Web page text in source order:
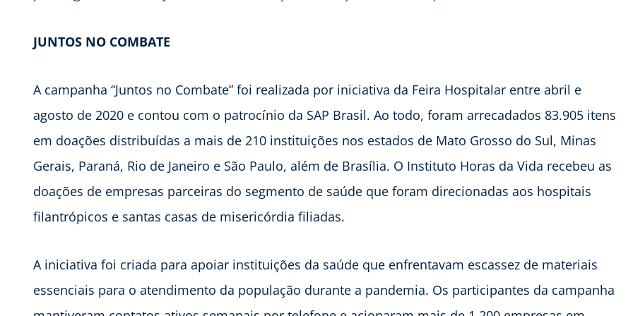
JUNTOS NO COMBATE
A campanha “Juntos no Combate” foi realizada por iniciativa da Feira Hospitalar entre abril e
agosto de 2020 e contou com o patrocínio da SAP Brasil. Ao todo, foram arrecadados 83.905 itens
em doações distribuídas a mais de 210 instituições nos estados de Mato Grosso do Sul, Minas
Gerais, Paraná, Rio de Janeiro e São Paulo, além de Brasília. O Instituto Horas da Vida recebeu as
doações de empresas parceiras do segmento de saúde que foram direcionadas aos hospitais
filantrópicos e santas casas de misericórdia filiadas.
A iniciativa foi criada para apoiar instituições da saúde que enfrentavam escassez de materiais
essenciais para o atendimento da população durante a pandemia. Os participantes da campanha